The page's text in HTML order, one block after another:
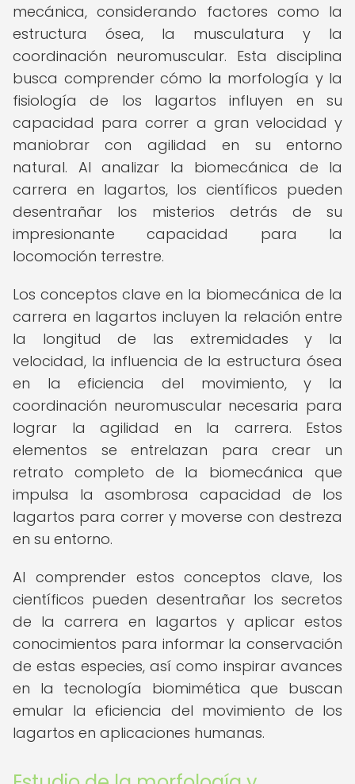
mecánica, considerando factores como la
estructura ósea, la musculatura y la
coordinación neuromuscular. Esta disciplina
busca comprender cómo la morfología y la
fisiología de los lagartos influyen en su
capacidad para correr a gran velocidad y
maniobrar con agilidad en su entorno
natural. Al analizar la biomecánica de la
carrera en lagartos, los científicos pueden
desentrañar los misterios detrás de su
impresionante capacidad para la
locomoción terrestre.
Los conceptos clave en la biomecánica de la
carrera en lagartos incluyen la relación entre
la longitud de las extremidades y la
velocidad, la influencia de la estructura ósea
en la eficiencia del movimiento, y la
coordinación neuromuscular necesaria para
lograr la agilidad en la carrera. Estos
elementos se entrelazan para crear un
retrato completo de la biomecánica que
impulsa la asombrosa capacidad de los
lagartos para correr y moverse con destreza
en su entorno.
Al comprender estos conceptos clave, los
científicos pueden desentrañar los secretos
de la carrera en lagartos y aplicar estos
conocimientos para informar la conservación
de estas especies, así como inspirar avances
en la tecnología biomimética que buscan
emular la eficiencia del movimiento de los
lagartos en aplicaciones humanas.